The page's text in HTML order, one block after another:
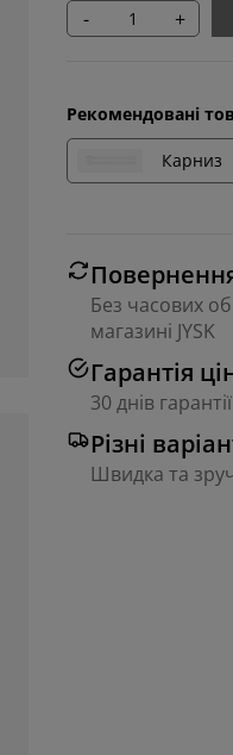
- +
Рекомендовані
Карниз
Без часових
магазині JYSK
Гарантія
30 днів
Різні
Швидка та